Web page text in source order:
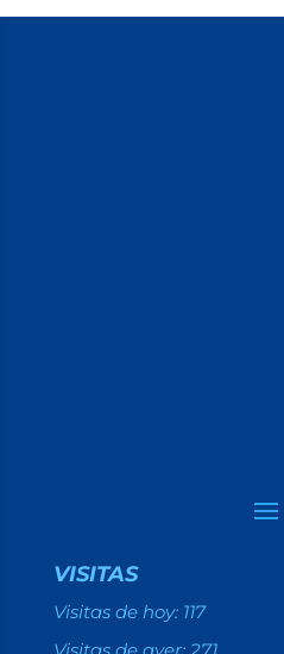
VISITAS
Visitas de hoy: 117